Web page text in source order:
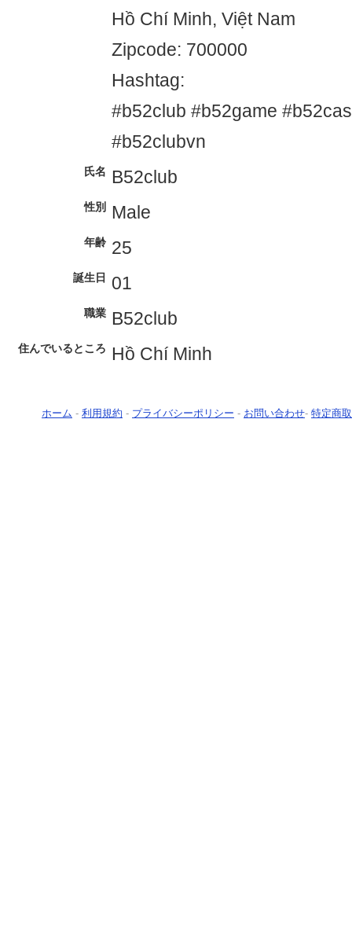
Hồ Chí Minh, Việt Nam
Zipcode: 700000
Hashtag:
#b52club #b52game
#b52clubvn
氏名 B52club
性別 Male
年齢 25
誕生日 01
職業 B52club
住んでいるところ Hồ Chí Minh
ホーム - 利用規約 - プライバシーポリシー - お問い合わせ- 特定商